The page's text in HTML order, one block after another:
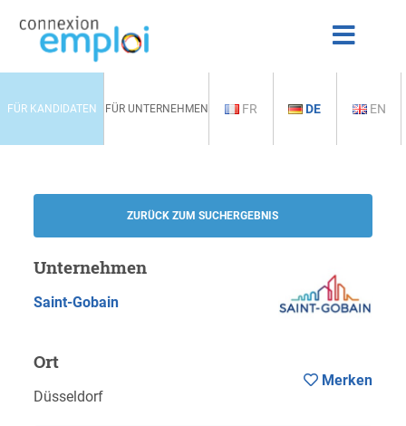
FÜR KANDIDATEN FÜR UNTERNEHMEN FR DE EN
ZURÜCK ZUM SUCHERGEBNIS
Unternehmen
Saint-Gobain
Ort
Düsseldorf
Merken